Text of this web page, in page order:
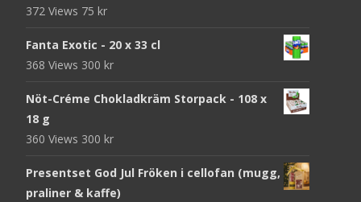
372 Views 75 kr
Fanta Exotic - 20 x 33 cl
368 Views 300 kr
Nöt-Créme Chokladkräm Storpack - 108 x
18 g
360 Views 300 kr
Presentset God Jul Fröken i cellofan (mugg,
praliner & kaffe)